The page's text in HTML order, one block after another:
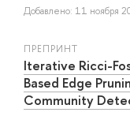
Добавлено: 11 ноября
ПРЕПРИНТ
Iterative Ricci-
Based Edge
Community